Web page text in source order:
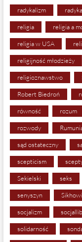
radykalizm
religia religia a
religia w USA
religijność młodzieży
religioznawstwo
Robert Biedroń
równość rozum
rozwody
sąd ostateczny
scepticism
Sekielski seks
senyszyn
socjalizm
solidarność